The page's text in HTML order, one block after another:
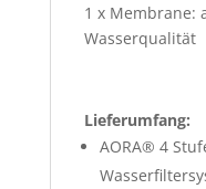
1 x Membrane:
Wasserqualität
Lieferumfang:
AORA® 4